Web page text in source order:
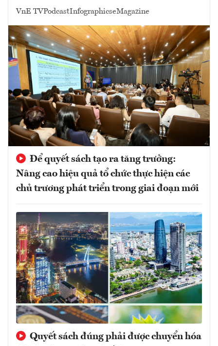
VnE TVPodcastInfographicseMagazine
Để quyết sách tạo ra tăng trưởng:
Nâng cao hiệu quả tổ chức thực hiện các
chủ trương phát triển trong giai đoạn mới
Quyết sách đúng phải được chuyển hóa